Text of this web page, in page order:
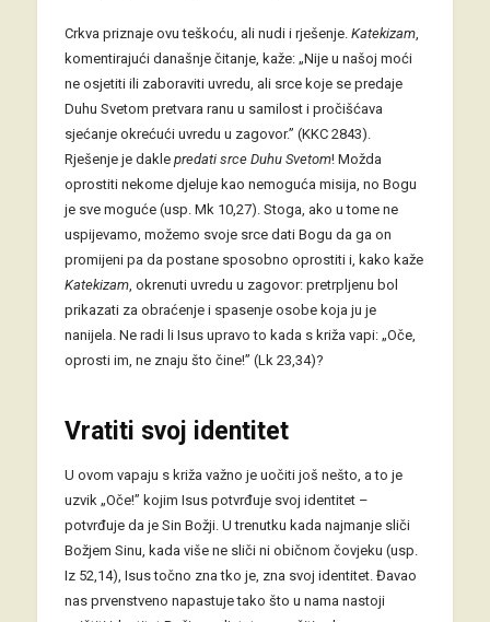
Crkva priznaje ovu teškoću, ali nudi i rješenje. Katekizam,
komentirajući današnje čitanje, kaže: „Nije u našoj moći
ne osjetiti ili zaboraviti uvredu, ali srce koje se predaje
Duhu Svetom pretvara ranu u samilost i pročišćava
sjećanje okrećući uvredu u zagovor.” (KKC 2843).
Rješenje je dakle predatisrce Duhu Svetom! Možda
oprostiti nekome djeluje kao nemoguća misija, no Bogu
je sve moguće (usp. Mk 10,27). Stoga, ako u tome ne
uspijevamo, možemo svoje srce dati Bogu da ga on
promijeni pa da postane sposobno oprostiti i, kako kaže
Katekizam, okrenuti uvredu u zagovor: pretrpljenu bol
prikazati za obraćenje i spasenje osobe koja ju je
nanijela. Ne radi li Isus upravo to kada s križa vapi: „Oče,
oprosti im, ne znaju što čine!” (Lk 23,34)?
Vratiti svoj identitet
U ovom vapaju s križa važno je uočiti još nešto, a to je
uzvik „Oče!” kojim Isus potvrđuje svoj identitet –
potvrđuje da je Sin Božji. U trenutku kada najmanje sliči
Božjem Sinu, kada više ne sliči ni običnom čovjeku (usp.
Iz 52,14), Isus točno zna tko je, zna svoj identitet. Đavao
nas prvenstveno napastuje tako što u nama nastoji